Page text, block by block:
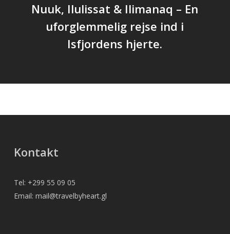
Nuuk, Ilulissat & Ilimanaq – En
uforglemmelig rejse ind i
Isfjordens hjerte.
Kontakt
Tel: +299 55 09 05
Email: mail@travelbyheart.gl